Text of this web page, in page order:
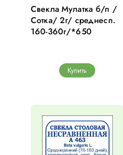
Свекла Мулатка б/п /
Сотка/ 2г/ среднесп.
160-360г/*650
Купить